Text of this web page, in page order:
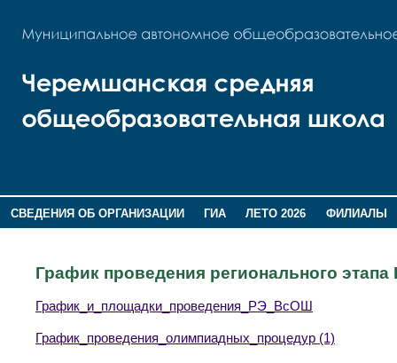
СВЕДЕНИЯ ОБ ОРГАНИЗАЦИИ ГИА ЛЕТО 2026
ФИЛИАЛЫ
График проведения регионального
График_и_площадки_проведения_РЭ_ВсОШ
График_проведения_олимпиадных_процедур (1)